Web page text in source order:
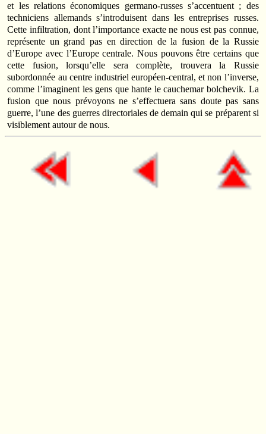
et les relations économiques germano-russes s’accentuent ; des
techniciens allemands s’introduisent dans les entreprises russes.
Cette infiltration, dont l’importance exacte ne nous est pas connue,
représente un grand pas en direction de la fusion de la Russie
d’Europe avec l’Europe centrale. Nous pouvons être certains que
cette fusion, lorsqu’elle sera complète, trouvera la Russie
subordonnée au centre industriel européen-central, et non l’inverse,
comme l’imaginent les gens que hante le cauchemar bolchevik. La
fusion que nous prévoyons ne s’effectuera sans doute pas sans
guerre, l’une des guerres directoriales de demain qui se préparent si
visiblement autour de nous.